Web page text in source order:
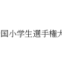
小学生選手権